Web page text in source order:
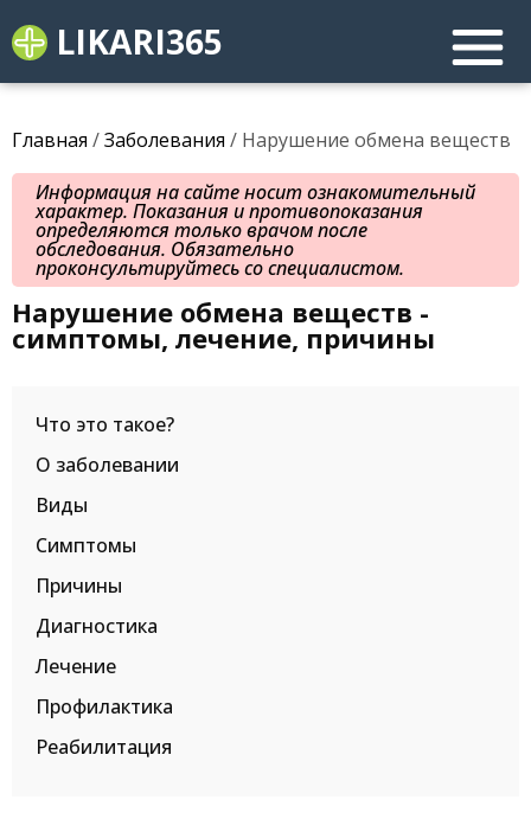
LIKARI365
Главная /Заболевания / Нарушение обмена веществ
Информация на сайте носит ознакомительный
характер. Показания и противопоказания
определяются только врачом после
обследования. Обязательно
проконсультируйтесь со специалистом.
Нарушение обмена веществ -
симптомы, лечение, причины
Что это такое?
О заболевании
Виды
Симптомы
Причины
Диагностика
Лечение
Профилактика
Реабилитация